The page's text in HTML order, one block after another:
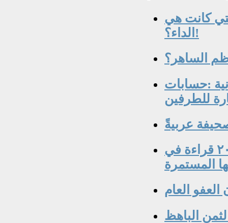
كانت هي
الداء؟!
الساهر؟
:حسابات
للطرفين
عربيةً
العراق بعد تدحرج كرة الثلج في نيسان ٢٠٠٣ قراءة في
المستمرة
العام
الباهظ